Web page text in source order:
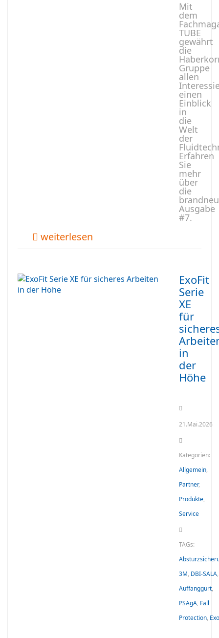
Mit
dem
TUBE
gewährt
die
Gruppe
allen
einen
Einblick
in
die
Welt
der
Erfahren
Sie
mehr
über
die
Ausgabe
#7.
weiterlesen
ExoFit
Serie
XE
für
in
der
Höhe
21.Mai.2026
Kategorien:
Allgemein,
Partner,
Produkte,
Service
TAGs:
3M, DBI-SALA,
Auffanggurt,
PSAgA, Fall
Protection,